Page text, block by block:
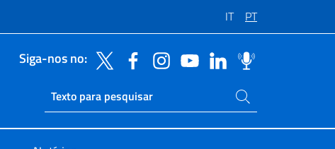
IT PT
Siga-nos no:
Ricerca sito live
Pesquise no site